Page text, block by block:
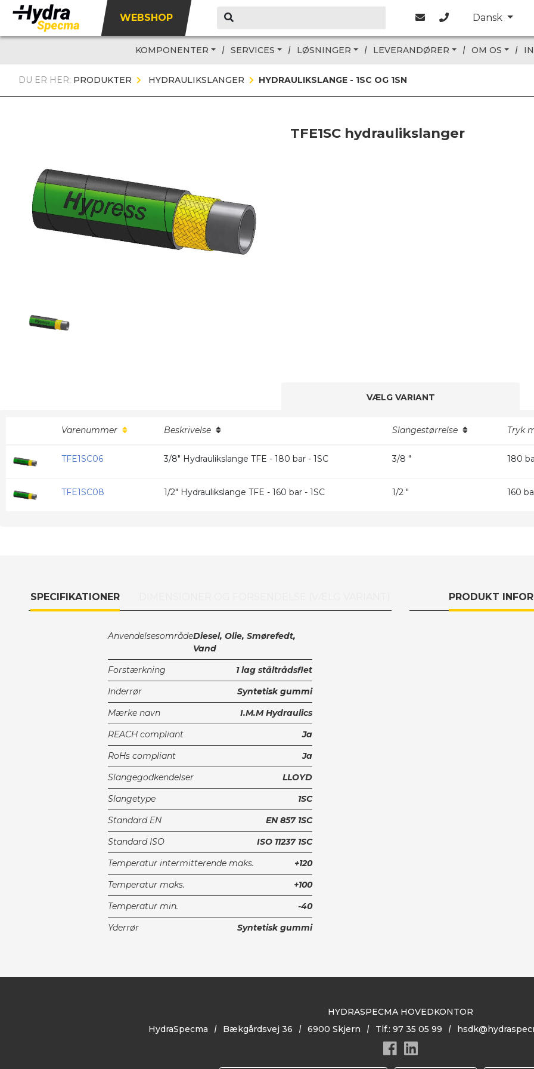
WEBSHOP Dansk
KOMPONENTER SERVICES LØSNINGER LEVERANDØRER OM OS
DU ER HER: PRODUKTER HYDRAULIKSLANGER HYDRAULIKSLANGE - 1SC OG 1SN
TFE1SC hydraulikslanger
VÆLG VARIANT
Varenummer Beskrivelse Slangestørrelse Tryk
TFE1SC06 3/8" Hydraulikslange TFE - 180 bar - 1SC 3/8 " 180
TFE1SC08 1/2" Hydraulikslange TFE - 160 bar - 1SC 1/2 " 160
SPECIFIKATIONER
AnvendelsesområdeDiesel, Olie, Smørefedt,
Vand
Forstærkning
1 lag ståltrådsflet
Inderrør
Syntetisk gummi
Mærke navn
I.M.M Hydraulics
REACH compliant
Ja
RoHs compliant
Ja
Slangegodkendelser
LLOYD
Slangetype
1SC
Standard EN
EN 857 1SC
Standard ISO
ISO 11237 1SC
Temperatur intermitterende maks.
+120
Temperatur maks.
+100
Temperatur min.
-40
Yderrør
Syntetisk gummi
PRODUKT
HYDRASPECMA HOVEDKONTOR
HydraSpecma
Bækgårdsvej 36 6900 Skjern Tlf.: 97 35 05 99